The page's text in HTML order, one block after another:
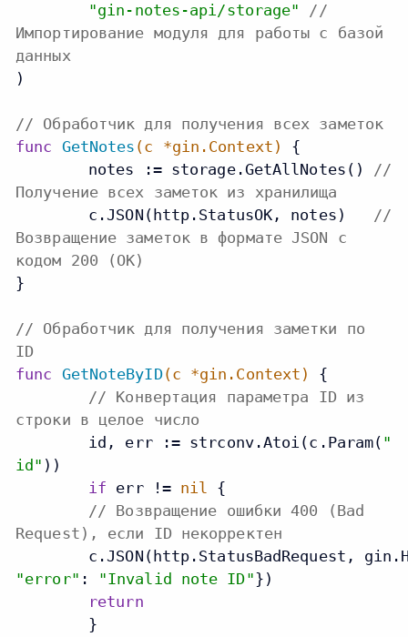
"gin-notes-api/storage"
//
Импортирование модуля для работы с базой
данных
)
// Обработчик для получения всех заметок
func GetNotes (c *gin.Context)
{
	notes := storage.GetAllNotes()
//
Получение всех заметок из хранилища
	c.JSON(http.StatusOK, notes)
//
Возвращение заметок в формате JSON с
кодом 200 (OK)
}
// Обработчик для получения заметки по
ID
func GetNoteByID(c *gin.Context)
{
// Конвертация параметра ID из
строки в целое число
	id, err := strconv.Atoi(c.Param(
"
id" ))
if err != nil {
// Возвращение ошибки 400 (Bad
Request), если ID некорректен
c.JSON(http.StatusBadRequest,
"error" : "Invalid note ID"})
return